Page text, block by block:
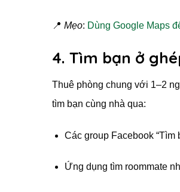
📍 Mẹo: Dùng Google Maps
4. Tìm bạn ở
Thuê phòng chung với 1–2
tìm bạn cùng nhà qua:
Các group Facebook “Tìm
Ứng dụng tìm roommate